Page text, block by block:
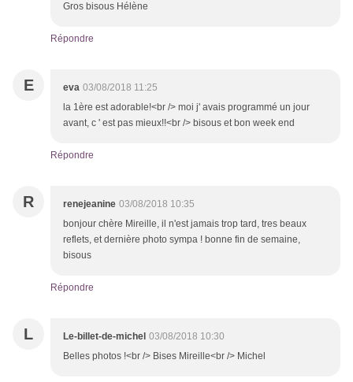
Gros bisous Hélène
Répondre
E eva 03/08/2018 11:25
la 1ère est adorable!<br /> moi j' avais programmé un jour
avant, c ' est pas mieux!!<br /> bisous et bon week end
Répondre
R renejeanine 03/08/2018 10:35
bonjour chère Mireille, il n'est jamais trop tard, tres beaux
reflets, et dernière photo sympa ! bonne fin de semaine,
bisous
Répondre
L Le-billet-de-michel 03/08/2018 10:30
Belles photos !<br /> Bises Mireille<br /> Michel